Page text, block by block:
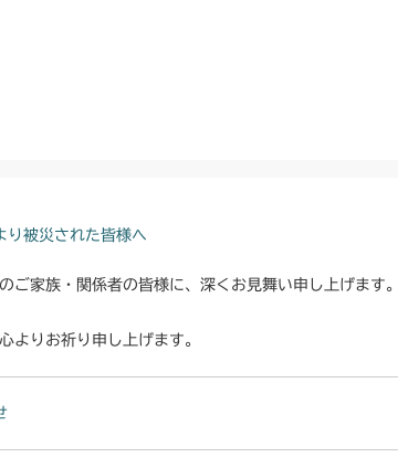
り被災された皆様へ
家族・関係者の皆様に、深くお見舞い申し上げます。
よりお祈り申し上げます。